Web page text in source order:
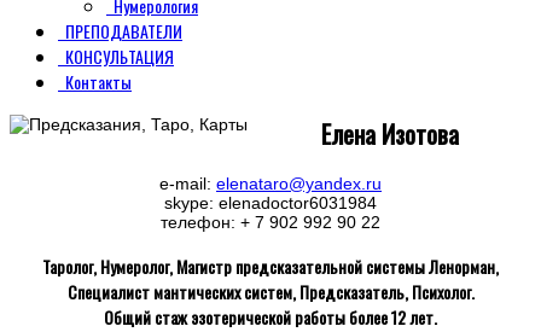
Нумерология
ПРЕПОДАВАТЕЛИ
КОНСУЛЬТАЦИЯ
Контакты
Елена Изотова
e-mail: elenataro@yandex.ru
skype: elenadoctor6031984
телефон: + 7 902 992 90 22
Таролог, Нумеролог, Магистр предсказательной системы Ленорман,
Специалист мантических систем, Предсказатель, Психолог.
Общий стаж эзотерической работы более 12 лет.